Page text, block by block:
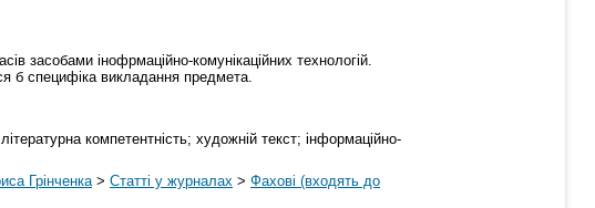
засобами інофрмаційно-комунікаційних технологій.
б специфіка викладання предмета.
компетентність; художній текст; інформаційно-
Грінченка > Статті у журналах > Фахові (входять до